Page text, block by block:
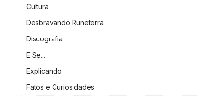
Cultura
Desbravando Runeterra
Discografia
E Se...
Explicando
Fatos e Curiosidades